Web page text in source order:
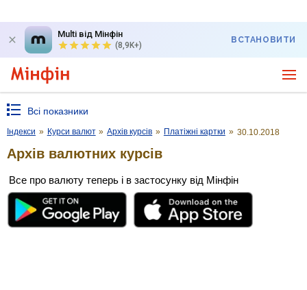
Multi від Мінфін
(8,9K+)
ВСТАНОВИТИ
Всі показники
Індекси » Курси валют » Архів курсів » Платіжні картки » 30.10.2018
Архів валютних курсів
Все про валюту теперь і в застосунку від Мінфін